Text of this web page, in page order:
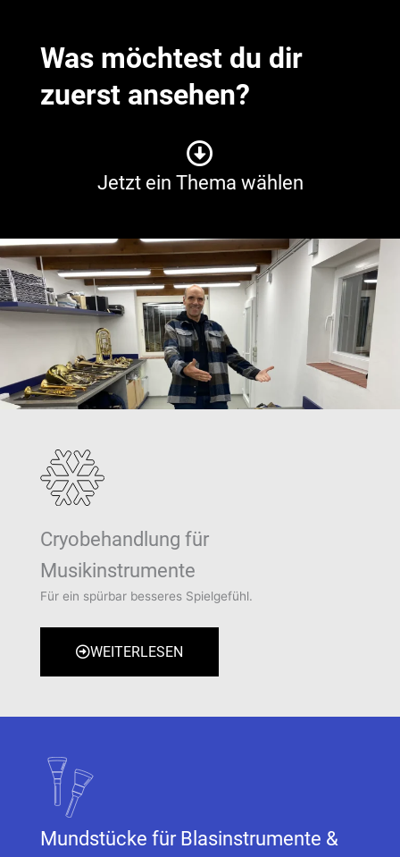
Was möchtest du dir
zuerst ansehen?
Jetzt ein Thema wählen
Cryobehandlung für
Musikinstrumente
Für ein spürbar besseres Spielgefühl.
WEITERLESEN
Mundstücke für Blasinstrumente &